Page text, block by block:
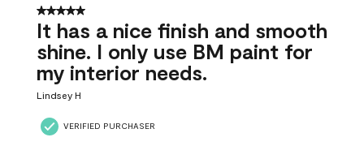
5 out of 5 stars.
It has a nice finish and smooth
shine. I only use BM paint for
my interior needs.
Lindsey H
VERIFIED PURCHASER